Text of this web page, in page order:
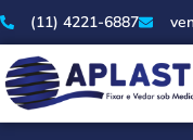
(11) 4221-6887